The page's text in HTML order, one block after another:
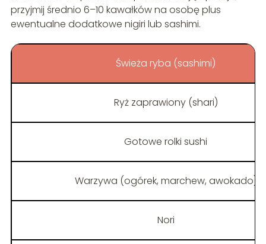
przyjmij średnio 6–10 kawałków na osobę plus
ewentualne dodatkowe nigiri lub sashimi.
Świeża ryba (sashimi)
Ryż zaprawiony (shari)
Gotowe rolki sushi
Warzywa (ogórek, marchew, awokado)
Nori